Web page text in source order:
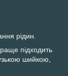
рідин.
підходить
шийкою,